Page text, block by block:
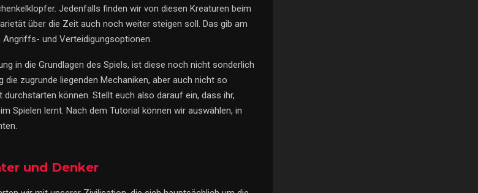
Jedenfalls finden wir von diesen Kreaturen beim
über die Zeit auch noch weiter steigen soll. Das gib am
Angriffs- und Verteidigungsoptionen.
in die Grundlagen des Spiels, ist diese noch nicht sonderlich
die zugrunde liegenden Mechaniken, aber auch nicht so
können. Stellt euch also darauf ein, dass ihr,
Spielen lernt. Nach dem Tutorial können wir auswählen, in
und Denker